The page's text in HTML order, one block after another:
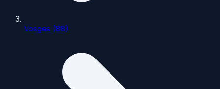
Vosges (88)